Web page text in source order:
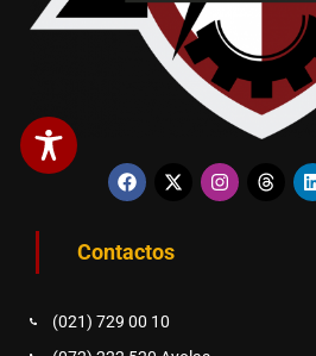
Contactos
(021) 729 00 10